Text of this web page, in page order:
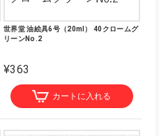
世界堂 油絵具6号（20ml） 40クロームグ
リーンNo.2
¥363
カートに入れる